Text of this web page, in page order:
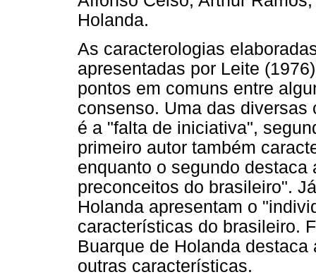
Holanda.
As caracterologias
apresentadas por Leite
pontos em comuns entre
consenso. Uma das
é a "falta de iniciativa",
primeiro autor também
enquanto o segundo
preconceitos do brasileiro".
Holanda apresentam o
características do brasileiro.
Buarque de Holanda
outras características.